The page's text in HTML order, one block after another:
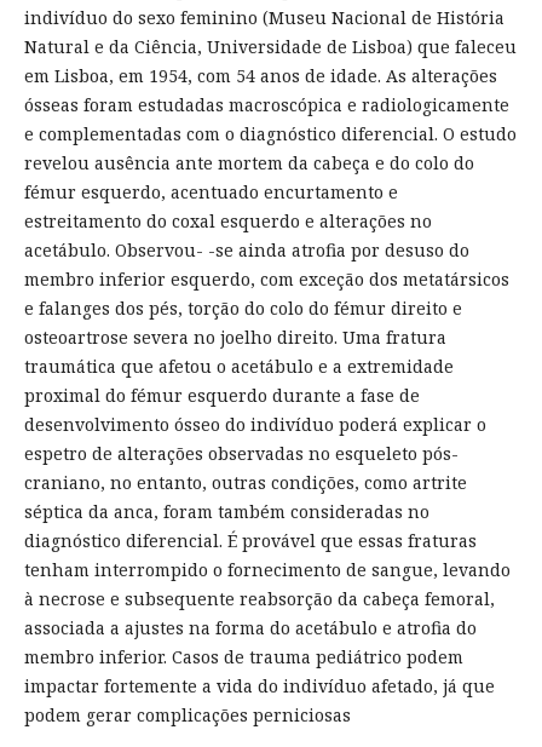
indivíduo do sexo feminino (Museu Nacional de História
Natural e da Ciência, Universidade de Lisboa) que faleceu
em Lisboa, em 1954, com 54 anos de idade. As alterações
ósseas foram estudadas macroscópica e radiologicamente
e complementadas com o diagnóstico diferencial. O estudo
revelou ausência ante mortem da cabeça e do colo do
fémur esquerdo, acentuado encurtamento e
estreitamento do coxal esquerdo e alterações no
acetábulo. Observou- -se ainda atrofia por desuso do
membro inferior esquerdo, com exceção dos metatársicos
e falanges dos pés, torção do colo do fémur direito e
osteoartrose severa no joelho direito. Uma fratura
traumática que afetou o acetábulo e a extremidade
proximal do fémur esquerdo durante a fase de
desenvolvimento ósseo do indivíduo poderá explicar o
espetro de alterações observadas no esqueleto pós-
craniano, no entanto, outras condições, como artrite
séptica da anca, foram também consideradas no
diagnóstico diferencial. É provável que essas fraturas
tenham interrompido o fornecimento de sangue, levando
à necrose e subsequente reabsorção da cabeça femoral,
associada a ajustes na forma do acetábulo e atrofia do
membro inferior. Casos de trauma pediátrico podem
impactar fortemente a vida do indivíduo afetado, já que
podem gerar complicações perniciosas